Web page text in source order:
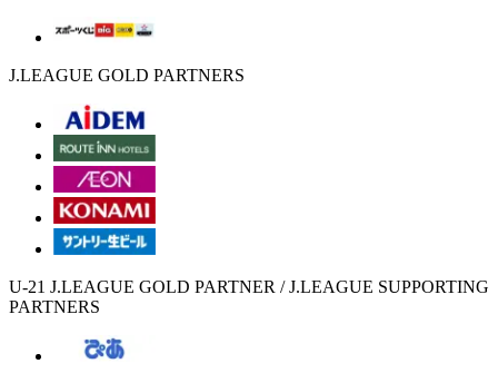
J.LEAGUE GOLD PARTNERS
U-21 J.LEAGUE GOLD PARTNER / J.LEAGUE SUPPORTING
PARTNERS